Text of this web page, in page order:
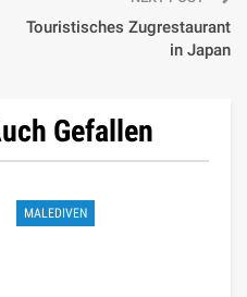
Touristisches Zugrestaurant
in Japan
Gefallen
MALEDIVEN